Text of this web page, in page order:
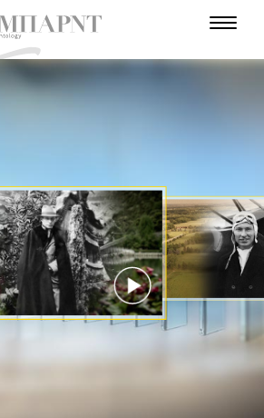
Α
Γ
Ω
Γ
Η
Ν
Θ
Ρ
Ω
Π
Ι
Σ
Τ
Η
Σ
Τ
Α
Χ
Ρ
Ο
Ν
Ι
Α
Τ
Ο
Υ
Π
Ο
Λ
Σ
Υ
Γ
Γ
Ρ
Α
Α
Σ
Π
Α
Ν
Ε
Ι
Λ
Α
Τ
Ρ
Η
Σ
Τ
Τ
Α
Π
Ω
Α
Ν
Α
Τ
Ο
Λ
Η